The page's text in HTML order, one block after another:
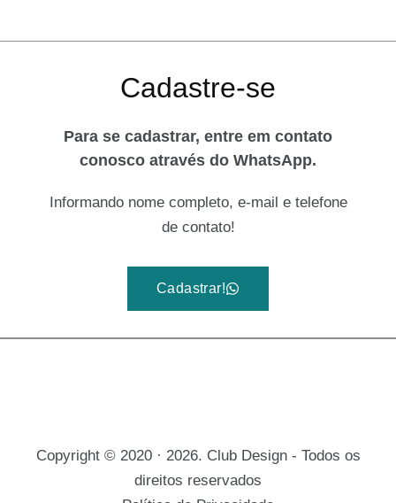
Cadastre-se
Para se cadastrar, entre em contato
conosco através do WhatsApp.
Informando nome completo, e-mail e telefone
de contato!
Cadastrar!
Copyright © 2020 · 2026. Club Design - Todos os
direitos reservados